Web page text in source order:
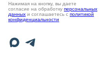
Нажимая на кнопку, вы даете
согласие на обработку персональных
данных и соглашаетесь c политикой
конфиденциальности